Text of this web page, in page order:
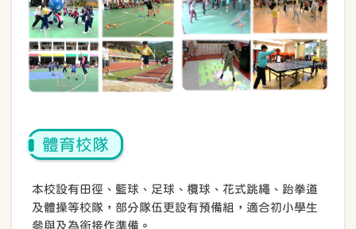
體育校隊
本校設有田徑、籃球、足球、欖球、花式跳繩、跆拳道
及體操等校隊，部分隊伍更設有預備組，適合初小學生
參與及為銜接作準備。